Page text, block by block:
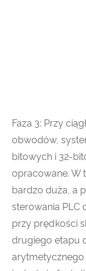
Faza 3: Przy
obwodów,
bitowych i 32-
opracowane. W
bardzo duża, a
sterowania PLC
przy prędkości
drugiego etapu